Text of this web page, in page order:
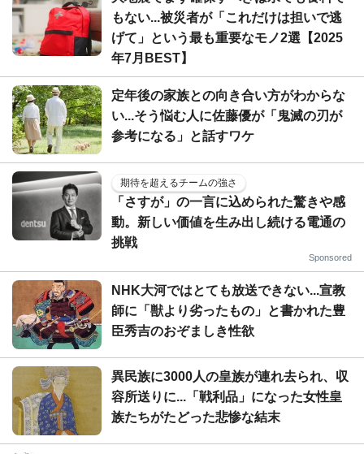
もない...被災者が「これだけは担いで逃
げて」という最も重要なモノ2選【2025
年7月BEST】
定年後の家族との向き合い方がわからな
い...そう悩む人に佐藤優が「鬼滅の刃が
参考になる」と話すワケ
期待を超えるチームの強さ
「さすが」の一言に込められた驚きや感
動。新しい価値を生み出し続ける電通の
挑戦
Sponsored
NHK大河ではとても放送できない...宣教
師に「獣より劣ったもの」と書かれた豊
臣秀吉のおぞましき性欲
異民族に3000人の皇族が連れ去られ、収
容所送りに...「戦利品」になった女性皇
族たちがたどった悲惨な結末